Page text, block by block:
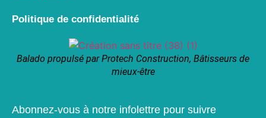
Politique de confidentialité
Balado propulsé par Protech Construction, Bâtisseurs de
mieux-être
Abonnez-vous à notre infolettre pour suivre